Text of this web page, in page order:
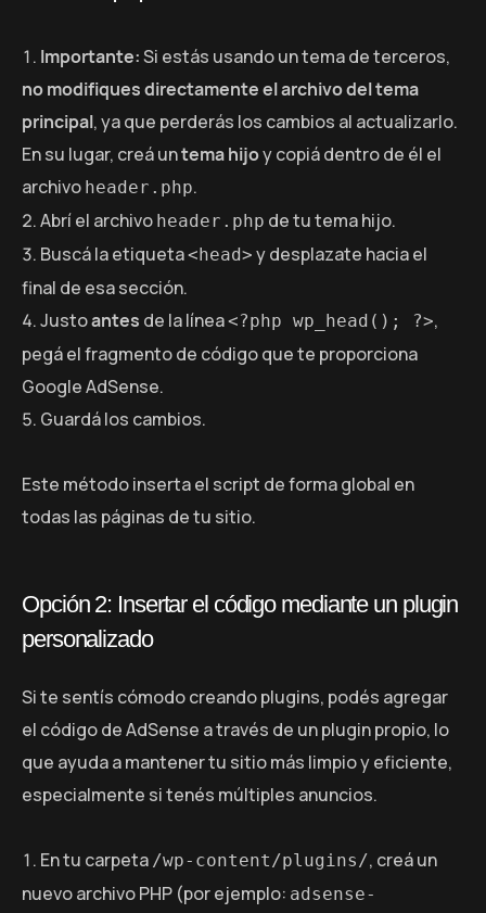
Importante:Si estás usando un tema de terceros,
no modifiques directamente el archivo del tema
principal, ya que perderás los cambios al actualizarlo.
En su lugar, creá untema hijoy copiá dentro de él el
archivo header.php.
Abrí el archivo header.php de tu tema hijo.
Buscá la etiqueta<head> y desplazate hacia el
final de esa sección.
Justoantes de la línea<?php wp_head(); ?>,
pegá el fragmento de código que te proporciona
Google AdSense.
Guardá los cambios.
Este método inserta el script de forma global en
todas las páginas de tu sitio.
Opción 2: Insertar el código mediante un plugin
personalizado
Si te sentís cómodo creando plugins, podés agregar
el código de AdSense a través de un plugin propio, lo
que ayuda a mantener tu sitio más limpio y eficiente,
especialmente si tenés múltiples anuncios.
En tu carpeta /wp-content/plugins/, creá un
nuevo archivo PHP (por ejemplo: adsense-